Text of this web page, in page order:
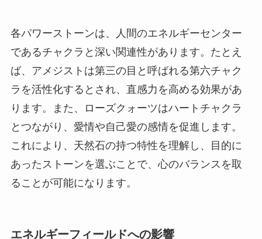
各パワーストーンは、人間のエネルギーセンター
であるチャクラと深い関連性があります。たとえ
ば、アメジストは第三の目と呼ばれる第六チャク
ラを活性化するとされ、直感力を高める効果があ
ります。また、ローズクォーツはハートチャクラ
とつながり、愛情や自己愛の感情を促進します。
これにより、天然石の持つ特性を理解し、目的に
あったストーンを選ぶことで、心のバランスを取
ることが可能になります。
エネルギーフィールドへの影響